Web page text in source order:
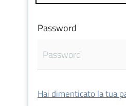
Password
Hai dimenticato la tua